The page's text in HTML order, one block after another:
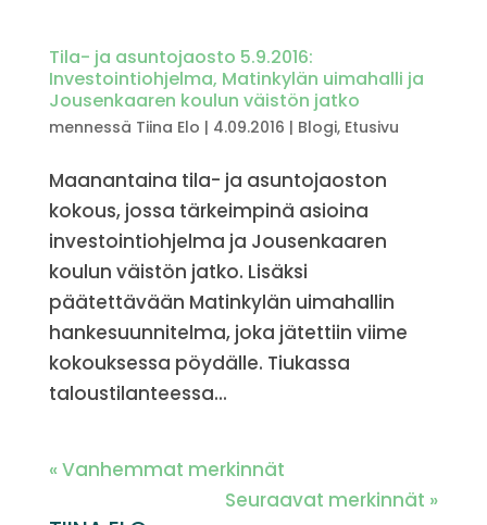
Tila- ja asuntojaosto 5.9.2016:
Investointiohjelma, Matinkylän uimahalli ja
Jousenkaaren koulun väistön jatko
mennessä Tiina Elo | 4.09.2016 | Blogi, Etusivu
Maanantaina tila- ja asuntojaoston
kokous, jossa tärkeimpinä asioina
investointiohjelma ja Jousenkaaren
koulun väistön jatko. Lisäksi
päätettävään Matinkylän uimahallin
hankesuunnitelma, joka jätettiin viime
kokouksessa pöydälle. Tiukassa
taloustilanteessa...
« Vanhemmat merkinnät
Seuraavat merkinnät »